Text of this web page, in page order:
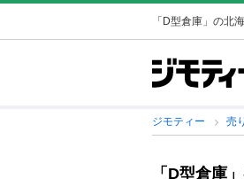
「D型倉庫」の北
ジモティー 売
「D型倉庫